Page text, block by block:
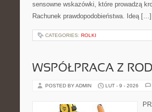
sensowne wskazówki, które prowadzą
Rachunek prawdopodobieństwa. Ideą […]
CATEGORIES: ROLKI
WSPÓŁPRACA Z
POSTED BY ADMIN LUT - 9 - 2026